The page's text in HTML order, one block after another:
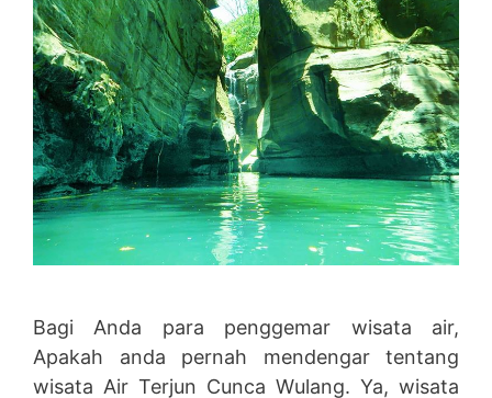
Bagi Anda para penggemar wisata air,
Apakah anda pernah mendengar tentang
wisata Air Terjun Cunca Wulang. Ya, wisata